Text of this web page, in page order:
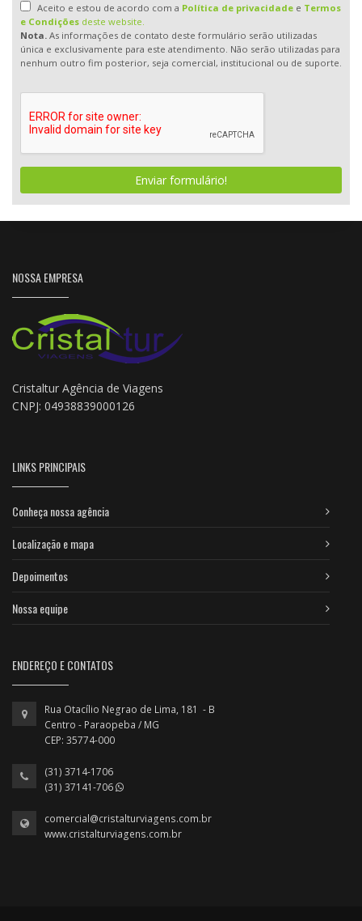
Aceito e estou de acordo com a Política de privacidadee Termos
e Condições deste website.
Nota. As informações de contato deste formulário serão utilizadas
única e exclusivamente para este atendimento. Não serão utilizadas para
nenhum outro fim posterior, seja comercial, institucional ou de suporte.
Enviar formulário!
NOSSA EMPRESA
Cristaltur Agência de Viagens
CNPJ: 04938839000126
LINKS PRINCIPAIS
Conheça nossa agência
Localização e mapa
Depoimentos
Nossa equipe
ENDEREÇO E CONTATOS
Rua Otacílio Negrao de Lima, 181 - B
Centro - Paraopeba / MG
CEP: 35774-000
(31) 3714-1706
(31) 37141-706
comercial@cristalturviagens.com.br
www.cristalturviagens.com.br